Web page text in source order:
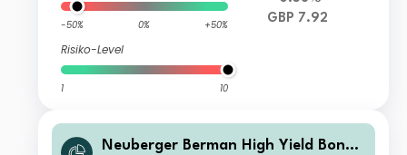
-50% 0% +50%
Risiko-Level
1 10
GBP 7.92
Neuberger Berman High Yield Bond